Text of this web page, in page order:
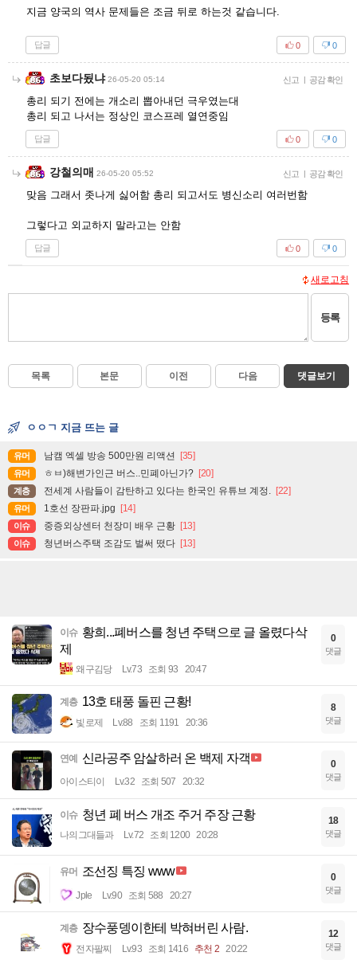
지금 양국의 역사 문제들은 조금 뒤로 하는것 같습니다.
답글 0
0
초보다됬냐 26-05-20 05:14 신고 | 공감 확인
총리 되기 전에는 개소리 뽑아내던 극우였는대
총리 되고 나서는 정상인 코스프레 열연중임
답글 0
0
강철의매 26-05-20 05:52 신고 | 공감 확인
맞음 그래서 좃나게 싫어함 총리 되고서도 병신소리 여러번함
그렇다고 외교하지 말라고는 안함
답글 0
0
새로고침
등록
목록 본문 이전 다음 댓글보기
ㅇㅇㄱ 지금 뜨는 글
유머 남캠 엑셀 방송 500만원 리액션 [35]
유머 ㅎㅂ)해변가인근 버스..민폐아닌가? [20]
계층 전세계 사람들이 감탄하고 있다는 한국인 유튜브 계정. [22]
유머 1호선 장판파.jpg [14]
이슈 중증외상센터 천장미 배우 근황 [13]
이슈 청년버스주택 조감도 벌써 떴다 [13]
이슈 황희...폐버스를 청년 주택으로 글 올렸다삭
제
왜구김당 Lv.73 조회 93 20:47
0
댓글
계층 13호 태풍 돌핀 근황!
빛로제 Lv.88 조회 1191 20:36
8
댓글
연예 신라공주 암살하러 온 백제 자객
아이스티이 Lv.32 조회 507 20:32
0
댓글
이슈 청년 폐 버스 개조 주거 주장 근황
나의그대들과 Lv.72 조회 1200 20:28
18
댓글
유머 조선징 특징 www
Jple Lv.90 조회 588 20:27
0
댓글
계층 장수풍뎅이한테 박혀버린 사람.
전자팔찌 Lv.93 조회 1416 추천 2 20:22
12
댓글